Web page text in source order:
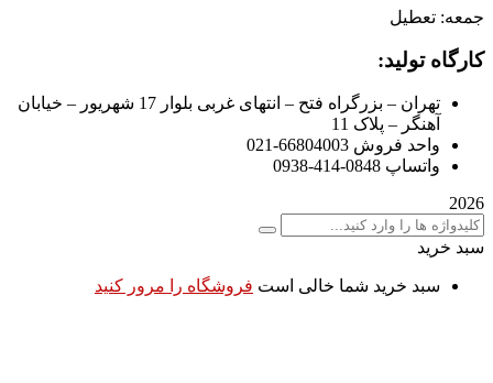
جمعه: تعطیل
کارگاه تولید:
تهران – بزرگراه فتح – انتهای غربی بلوار 17 شهریور – خیابان
آهنگر – پلاک 11
واحد فروش 66804003-021
واتساپ 0848-414-0938
2026
سبد خرید
سبد خرید شما خالی است فروشگاه را مرور کنید